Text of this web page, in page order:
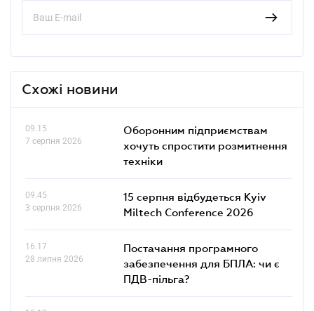
Схожі новини
09.15
7 серпня 2026
Оборонним підприємствам
хочуть спростити розмитнення
техніки
09.45
3 серпня 2026
15 серпня відбудеться Kyiv
Miltech Conference 2026
16.17
28 липня 2026
Постачання програмного
забезпечення для БПЛА: чи є
ПДВ-пільга?